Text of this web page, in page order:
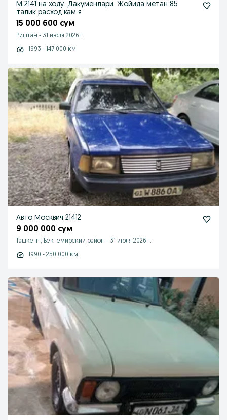
М 2141 на ходу. Дакуменлари. Жойида метан 85
талик расход кам я
15 000 600 сум
Риштан - 31 июля 2026 г.
1993 - 147 000 км
Авто Москвич 21412
9 000 000 сум
Ташкент, Бектемирский район - 31 июля 2026 г.
1990 - 250 000 км